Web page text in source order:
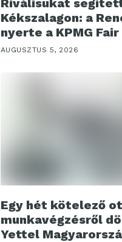
Riválisukat
Kékszalagon: a
nyerte a KPMG
AUGUSZTUS 5, 2026
Egy hét kötelező
munkavégzésről
Yettel